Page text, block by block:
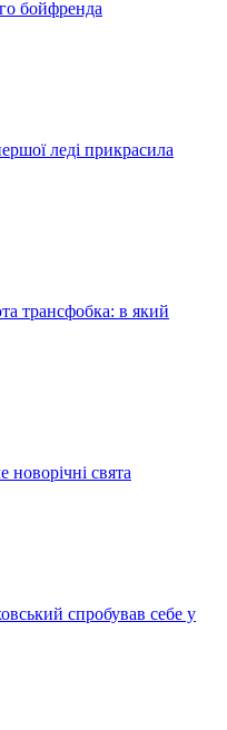
бойфренда
леді прикрасила
трансфобка: в який
новорічні свята
спробував себе у